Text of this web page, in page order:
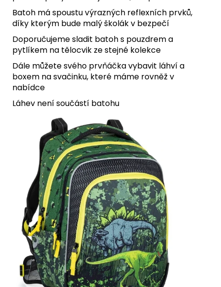
Batoh má spoustu výrazných reflexních prvků,
díky kterým bude malý školák v bezpečí
Doporučujeme sladit batoh s pouzdrem a
pytlíkem na tělocvik ze stejné kolekce
Dále můžete svého prvňáčka vybavit láhví a
boxem na svačinku, které máme rovněž v
nabídce
Láhev není součástí batohu